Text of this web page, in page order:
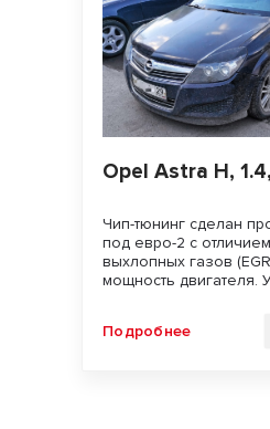
Opel Astra H,
Чип-тюнинг сделан
под евро-2 с
выхлопных газов
мощность двигателя. Улучшили
Подробнее